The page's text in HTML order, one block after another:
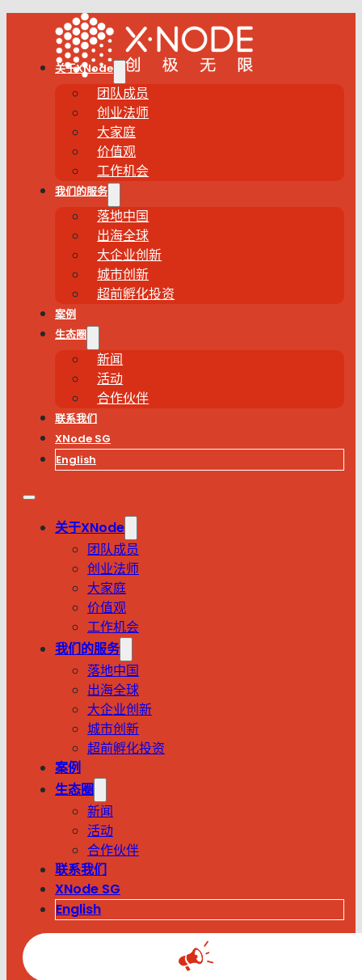
关于XNode
团队成员
创业法师
大家庭
价值观
工作机会
我们的服务
落地中国
出海全球
大企业创新
城市创新
超前孵化投资
案例
生态圈
新闻
活动
合作伙伴
联系我们
XNode SG
English
关于XNode
团队成员
创业法师
大家庭
价值观
工作机会
我们的服务
落地中国
出海全球
大企业创新
城市创新
超前孵化投资
案例
生态圈
新闻
活动
合作伙伴
联系我们
XNode SG
English